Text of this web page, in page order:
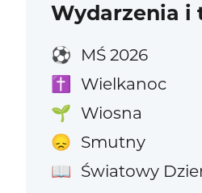
Wydarzenia i
⚽ MŚ 2026
✝️ Wielkanoc
🌱 Wiosna
😞 Smutny
📖 Światowy